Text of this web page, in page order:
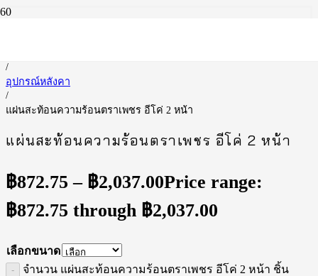
/
อุปกรณ์หลังคา
/
แผ่นสะท้อนความร้อนตราเพชร อีโค่ 2 หน้า
แผ่นสะท้อนความร้อนตราเพชร อีโค่ 2 หน้า
฿872.75 – ฿2,037.00Price range:
฿872.75 through ฿2,037.00
เลือกขนาด
จำนวน แผ่นสะท้อนความร้อนตราเพชร อีโค่ 2 หน้า ชิ้น